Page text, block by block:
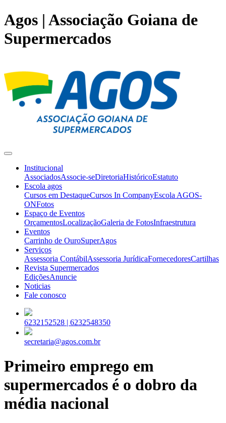
Agos | Associação Goiana de
Supermercados
Institucional
AssociadosAssocie-seDiretoriaHistóricoEstatuto
Escola agos
Cursos em DestaqueCursos In CompanyEscola AGOS-
ONFotos
Espaço de Eventos
OrçamentosLocalizaçãoGaleria de FotosInfraestrutura
Eventos
Carrinho de OuroSuperAgos
Serviços
Assessoria ContábilAssessoria JurídicaFornecedoresCartilhas
Revista Supermercados
EdiçõesAnuncie
Noticias
Fale conosco
6232152528 | 6232548350
secretaria@agos.com.br
Primeiro emprego em
supermercados é o dobro da
média nacional